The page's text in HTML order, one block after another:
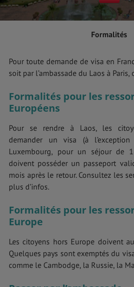
Formalités
Pour toute demande de visa en
soit par l’ambassade du Laos à Paris,
Formalités pour les
Européens
Pour se rendre à Laos, les
demander un visa (à
Luxembourg, pour un séjour de
doivent posséder un passeport
mois après le retour. Consultez les
plus d’infos.
Formalités pour les
Europe
Les citoyens hors Europe doivent
Quelques pays sont exemptés du
comme le Cambodge, la Russie, la